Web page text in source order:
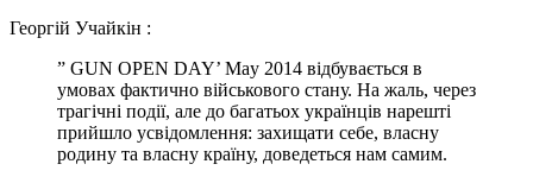
Георгій Учайкін :
” GUN OPEN DAY’ May 2014 відбувається в
умовах фактично військового стану. На жаль, через
трагічні події, але до багатьох українців нарешті
прийшло усвідомлення: захищати себе, власну
родину та власну країну, доведеться нам самим.